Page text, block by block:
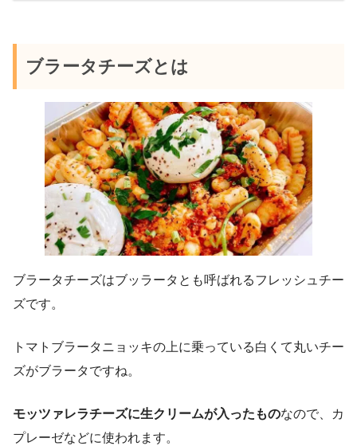
ブラータチーズとは
ブラータチーズはブッラータとも呼ばれるフレッシュチー
ズです。
トマトブラータニョッキの上に乗っている白くて丸いチー
ズがブラータですね。
モッツァレラチーズに生クリームが入ったものなので、カ
プレーゼなどに使われます。